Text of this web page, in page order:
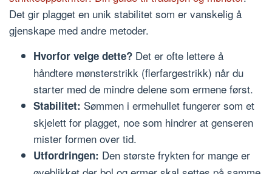
Det gir plagget en unik stabilitet som er vanskelig å
gjenskape med andre metoder.
Hvorfor velge dette? Det er ofte lettere å
håndtere mønsterstrikk (flerfargestrikk) når du
starter med de mindre delene som ermene først.
Stabilitet: Sømmen i ermehullet fungerer som et
skjelett for plagget, noe som hindrer at genseren
mister formen over tid.
Utfordringen: Den største frykten for mange er